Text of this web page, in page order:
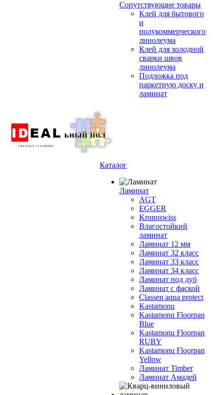
Сопутствующие товары
Клей для бытового
и
полукоммерческого
линолеума
Клей для холодной
сварки швов
линолеума
Подложка под
паркетную доску и
ламинат
Каталог
Ламинат
AGT
EGGER
Kronoswiss
Влагостойкий
ламинат
Ламинат 12 мм
Ламинат 32 класс
Ламинат 33 класс
Ламинат 34 класс
Ламинат под дуб
Ламинат с фаской
Classen aqua protect
Kastamonu
Kastamonu Floorpan
Blue
Kastamonu Floorpan
RUBY
Kastamonu Floorpan
Yellow
Ламинат Timber
Ламинат Амадей